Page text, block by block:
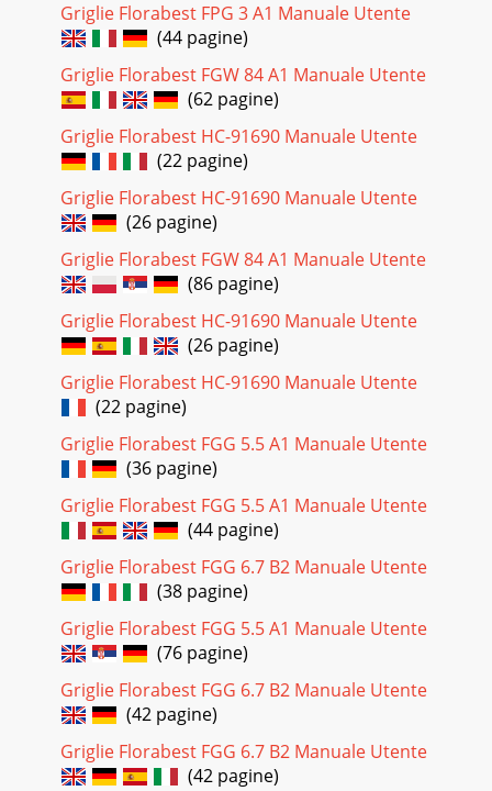
Pagina 26 - Forgalmazásó
32SI4. Pritisnite levi regulator temperature (26) na žaru, ga
držite pritisnjenega in ga obrnite v položaj večjega plamena
(max).5. Gorečo (zelo do
Pagina 27 - 91695 L4 i 20101208.indd 27
33SIju na bi s er ar e-od o-k. vis a -n--a e 5 ih ov. o-d-d-e-
v.Opomba glede izjave o skladnostiTa izdelek izpolnjuje
veljavne evropske in državne pre
Pagina 28 - Za vašo varnost
než přístroj použijete ...
Pagina 29 - 91695 L4 i 20101208.indd 29
35CZDříve, než přístroj použijetePo vybalení i před každým
použitím zkontrolujte, zda výrobek není poškozen.Pokud
ano, výrobek nepoužívejte, ale infor
Pagina 30 - Postavitev žara
36CZ –Jakékoli pozměňování tohoto výrobku představuje
sami žád-né nepřípustné zásahy na regulát
37CZaly mi e-b-o-m u-a ní je ýt u-ní ty a-o-st.o-te od při
MontážPříprava Nebezpečí úrazu!Nerespektování pokynů
může způsobit problémy a nebezpečí při
Pagina 32 - 91695 L4 i 20101208.indd 32
38CZPřipojení plynové bombyPro provoz tohoto grilu je
zapotřebí běžně prodávaná bomba 5 kg na propanový nebo
butanový plyn.Upozornění: Plynová bomba
Pagina 33 - Ponudnik
Griglie Florabest FPG 3 A1 Manuale Utente
(44 pagine)
Griglie Florabest FGW 84 A1 Manuale Utente
(62 pagine)
Griglie Florabest HC-91690 Manuale Utente
(22 pagine)
Griglie Florabest HC-91690 Manuale Utente
(26 pagine)
Griglie Florabest FGW 84 A1 Manuale Utente
(86 pagine)
Griglie Florabest HC-91690 Manuale Utente
(26 pagine)
Griglie Florabest HC-91690 Manuale Utente
(22 pagine)
Griglie Florabest FGG 5.5 A1 Manuale Utente
(36 pagine)
Griglie Florabest FGG 5.5 A1 Manuale Utente
(44 pagine)
Griglie Florabest FGG 6.7 B2 Manuale Utente
(38 pagine)
Griglie Florabest FGG 5.5 A1 Manuale Utente
(76 pagine)
Griglie Florabest FGG 6.7 B2 Manuale Utente
(42 pagine)
Griglie Florabest FGG 6.7 B2 Manuale Utente
(42 pagine)